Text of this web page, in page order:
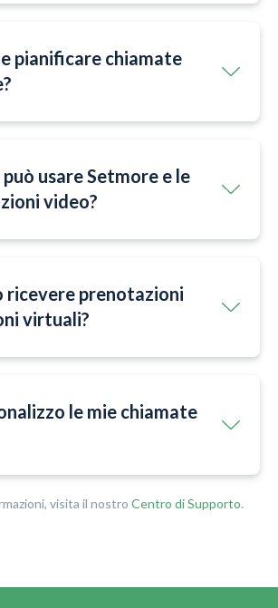
pianificare chiamate
usare Setmore e le
video?
ricevere prenotazioni
virtuali?
le mie chiamate
visita il nostro Centro di Supporto.